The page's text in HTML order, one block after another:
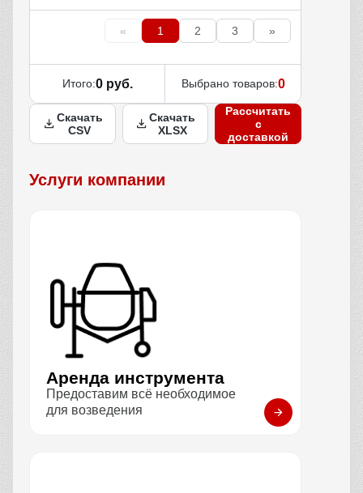
« 1 2 3 »
Итого:0 руб. Выбрано товаров:0
Скачать
CSV
Скачать
XLSX
Рассчитать
с
доставкой
Услуги компании
Аренда инструмента
Предоставим всё необходимое
для возведения